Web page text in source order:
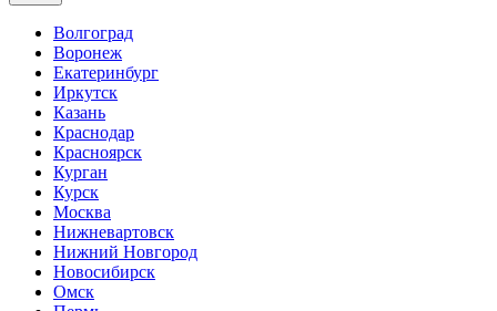
Волгоград
Воронеж
Екатеринбург
Иркутск
Казань
Краснодар
Красноярск
Курган
Курск
Москва
Нижневартовск
Нижний Новгород
Новосибирск
Омск